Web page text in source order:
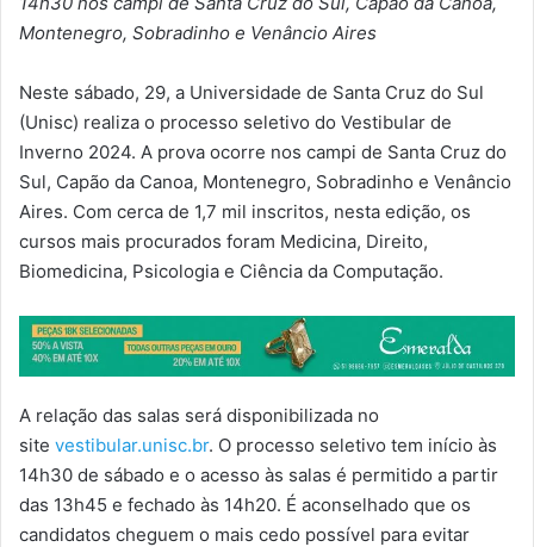
Montenegro, Sobradinho e Venâncio Aires
Neste sábado, 29, a Universidade de Santa Cruz do Sul
(Unisc) realiza o processo seletivo do Vestibular de
Inverno 2024. A prova ocorre nos campi de Santa Cruz do
Sul, Capão da Canoa, Montenegro, Sobradinho e Venâncio
Aires. Com cerca de 1,7 mil inscritos, nesta edição, os
cursos mais procurados foram Medicina, Direito,
Biomedicina, Psicologia e Ciência da Computação.
A relação das salas será disponibilizada no
site vestibular.unisc.br. O processo seletivo tem início às
14h30 de sábado e o acesso às salas é permitido a partir
das 13h45 e fechado às 14h20. É aconselhado que os
candidatos cheguem o mais cedo possível para evitar